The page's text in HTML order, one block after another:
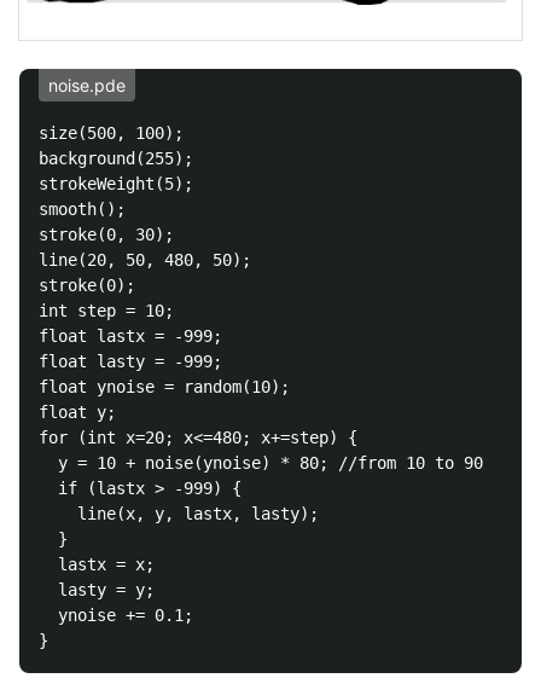
noise.pde
size(500, 100);
background(255);
strokeWeight(5);
smooth();
stroke(0, 30);
line(20, 50, 480, 50);
stroke(0);
int step = 10;
float lastx = -999;
float lasty = -999;
float ynoise = random(10);
float y;
for (int x=20; x<=480; x+=step) {
  y = 10 + noise(ynoise) * 80; //from 10 to 90
  if (lastx > -999) {
    line(x, y, lastx, lasty);
  }
  lastx = x;
  lasty = y;
  ynoise += 0.1;